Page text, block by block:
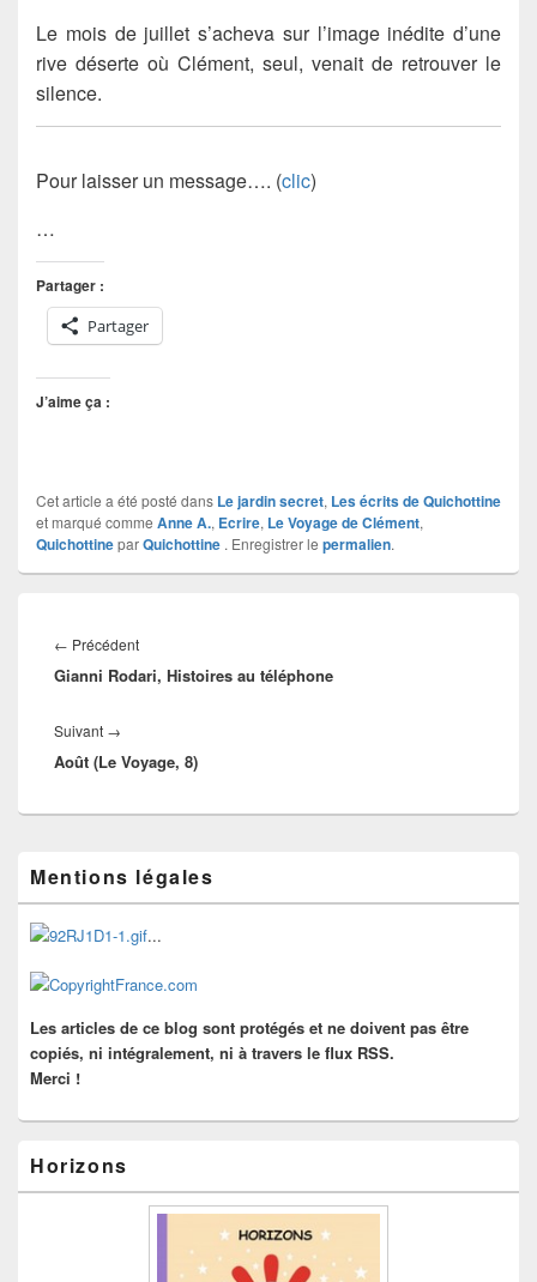
Le mois de juillet s’acheva sur l’image inédite d’une
rive déserte où Clément, seul, venait de retrouver le
silence.
Pour laisser un message…. (clic)
…
Partager :
Partager
J’aime ça :
Cet article a été posté dans Le jardin secret, Les écrits de Quichottine
et marqué comme Anne A., Ecrire, Le Voyage de Clément,
QuichottineparQuichottine . Enregistrer le permalien.
de
l’article
← PrécédentArticle
précédent :
Gianni Rodari, Histoires au téléphone
Suivant →
suivant :
Août (Le Voyage, 8)
principale
de
widget
pour
barre
Mentions légales
...
Les articles de ce blog sont protégés et ne doivent pas être
copiés, ni intégralement, ni à travers le flux RSS.
Merci !
Horizons